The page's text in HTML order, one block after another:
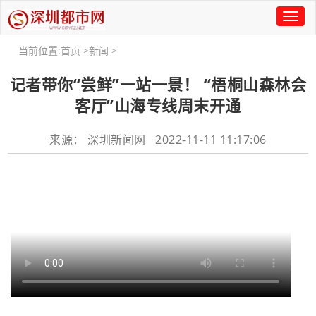
Toggle
当前位置:首页 >新闻 >
记者带你“尝鲜”一站一景！ “梧桐山森林会
客厅”山海专线周末开通
来源： 深圳新闻网 2022-11-11 11:17:06